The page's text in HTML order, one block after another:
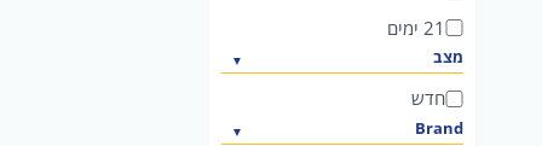
ח
21 ימים
מצב
חדש
Brand